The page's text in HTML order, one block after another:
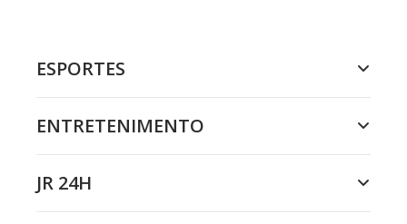
ESPORTES
ENTRETENIMENTO
JR 24H